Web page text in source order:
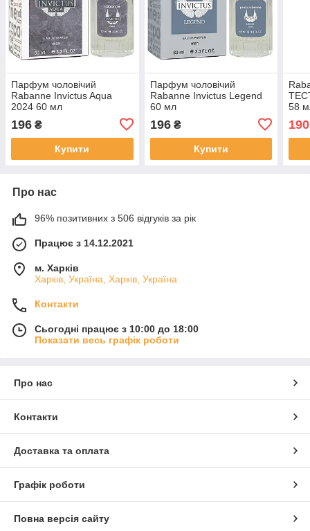
Парфум чоловічий
Rabanne Invictus Aqua
2024 60 мл
196 ₴
Купити
Парфум чоловічий
Rabanne Invictus Legend
60 мл
196₴
Купити
58
190
Про нас
96% позитивних з 506 відгуків за рік
Працює з 14.12.2021
м. Харків
Харків, Україна, Харків, Україна
Контакти
Сьогодні працює з 10:00 до 18:00
Показати весь графік роботи
Про нас
Контакти
Доставка та оплата
Графік роботи
Повна версія сайту